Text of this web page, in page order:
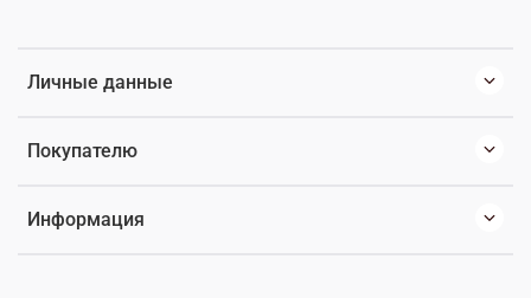
Личные данные
Покупателю
Информация